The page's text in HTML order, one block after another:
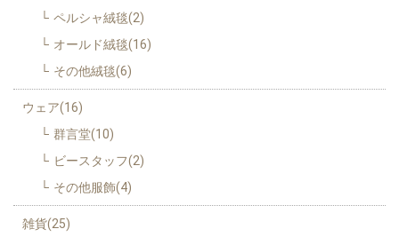
ペルシャ絨毯(2)
オールド絨毯(16)
その他絨毯(6)
ウェア(16)
群言堂(10)
ビースタッフ(2)
その他服飾(4)
雑貨(25)